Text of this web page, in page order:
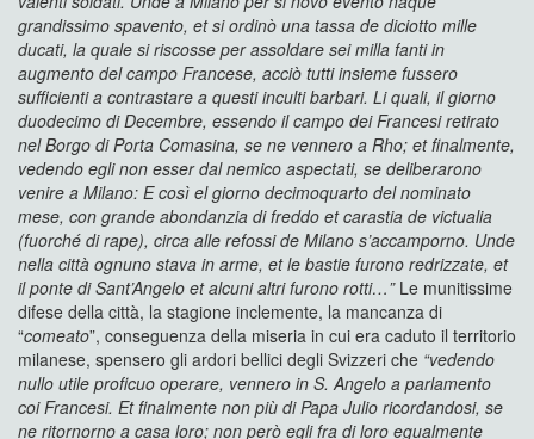
grandissimo spavento, et si ordinò una tassa de diciotto mille
ducati, la quale si riscosse per assoldare sei milla fanti in
augmento del campo Francese, acciò tutti insieme fussero
sufficienti a contrastare a questi inculti barbari. Li quali, il giorno
duodecimo di Decembre, essendo il campo dei Francesi retirato
nel Borgo di Porta Comasina, se ne vennero a Rho; et finalmente,
vedendo egli non esser dal nemico aspectati, se deliberarono
venire a Milano: E così el giorno decimoquarto del nominato
mese, con grande abondanzia di freddo et carastia de victualia
(fuorché di rape), circa alle refossi de Milano s’accamporno. Unde
nella città ognuno stava in arme, et le bastie furono redrizzate, et
il ponte di Sant’Angelo et alcuni altri furono rotti…” Le munitissime
difese della città, la stagione inclemente, la mancanza di
“comeato”, conseguenza della miseria in cui era caduto il territorio
milanese, spensero gli ardori bellici degli Svizzeri che “vedendo
nullo utile proficuo operare, vennero in S. Angelo a parlamento
coi Francesi. Et finalmente non più di Papa Julio ricordandosi, se
ne ritornorno a casa loro; non però egli fra di loro egualmente